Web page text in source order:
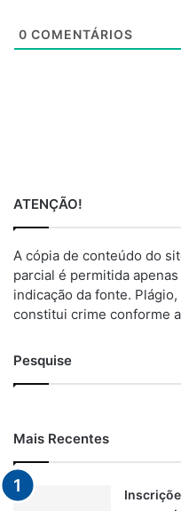
0 COMENTÁRIOS
ATENÇÃO!
A cópia de conteúdo do
parcial é permitida
indicação da fonte.
constitui crime conforme
Pesquise
Mais Recentes